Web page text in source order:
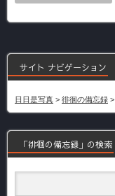
サイト ナビゲーション
日日是写真 > 徘徊の備忘録 >
「徘徊の備忘録」の検索